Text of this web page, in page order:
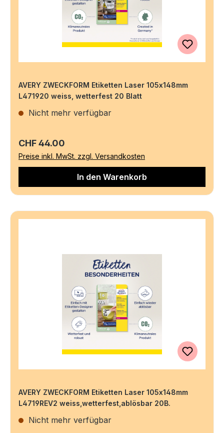
AVERY ZWECKFORM Etiketten Laser 105x148mm
L471920 weiss, wetterfest 20 Blatt
Nicht mehr verfügbar
Regulärer Preis:
CHF 44.00
Preise inkl. MwSt. zzgl. Versandkosten
In den Warenkorb
AVERY ZWECKFORM Etiketten Laser 105x148mm
L4719REV2 weiss,wetterfest,ablösbar 20B.
Nicht mehr verfügbar